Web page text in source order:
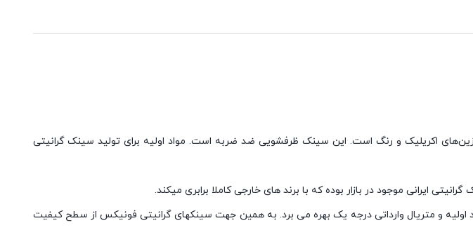
به همراه رزین‌های اکریلیک و رنگ است. این سینک ظرفشویی ضد ضربه است. مواد اولیه برای تولید سینک گرانیتی
ایرانی موجود در بازار بوده که با برند های خارجی کاملا برابری میکند.
و متریال وارداتی درجه یک بهره می برد. به همین جهت سینکهای گرانیتی فونیکس از سطح کیفیت